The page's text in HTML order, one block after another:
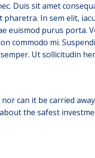
Duis sit amet
In sem elit,
euismod purus porta.
commodo mi.
Ut sollicitudin
can it be carried
the safest